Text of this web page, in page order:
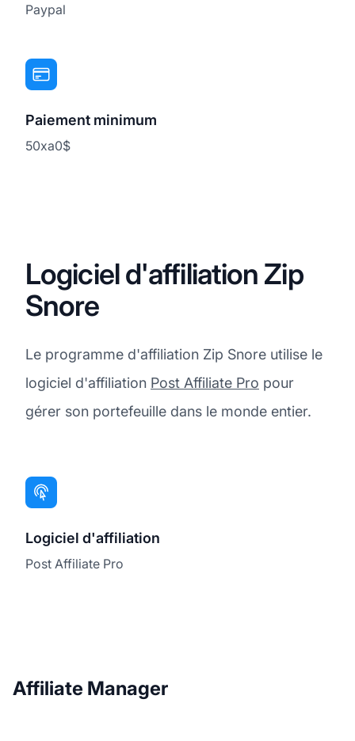
Paypal
Paiement minimum
50xa0$
Logiciel d'affiliation Zip
Snore
Le programme d'affiliation Zip Snore utilise le
logiciel d'affiliation Post Affiliate Pro pour
gérer son portefeuille dans le monde entier.
Logiciel d'affiliation
Post Affiliate Pro
Affiliate Manager